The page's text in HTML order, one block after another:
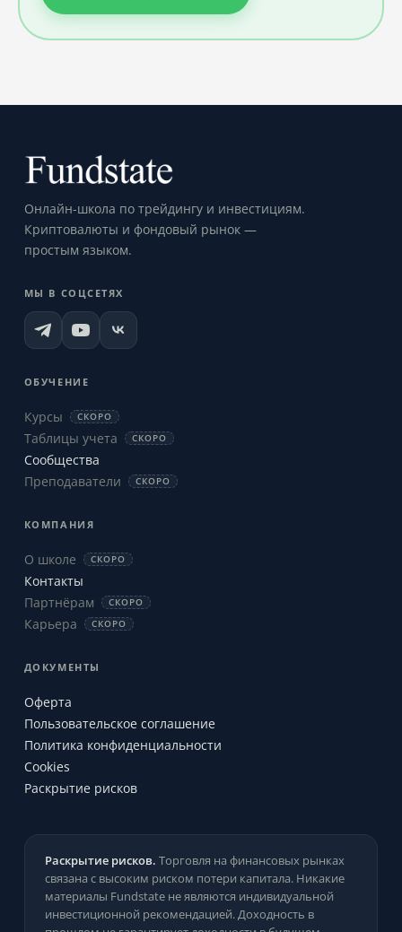
Онлайн-школа по трейдингу и инвестициям.
Криптовалюты и фондовый рынок —
простым языком.
МЫ В СОЦСЕТЯХ
ОБУЧЕНИЕ
Курсы СКОРО
Таблицы учета СКОРО
Сообщества
Преподаватели
СКОРО
КОМПАНИЯ
О школе СКОРО
Контакты
Партнёрам
СКОРО
Карьера СКОРО
ДОКУМЕНТЫ
Оферта
Пользовательское соглашение
Политика конфиденциальности
Cookies
Раскрытие рисков
Раскрытие рисков. Торговля на финансовых рынках
связана с высоким риском потери капитала. Никакие
материалы Fundstate не являются индивидуальной
инвестиционной рекомендацией. Доходность в